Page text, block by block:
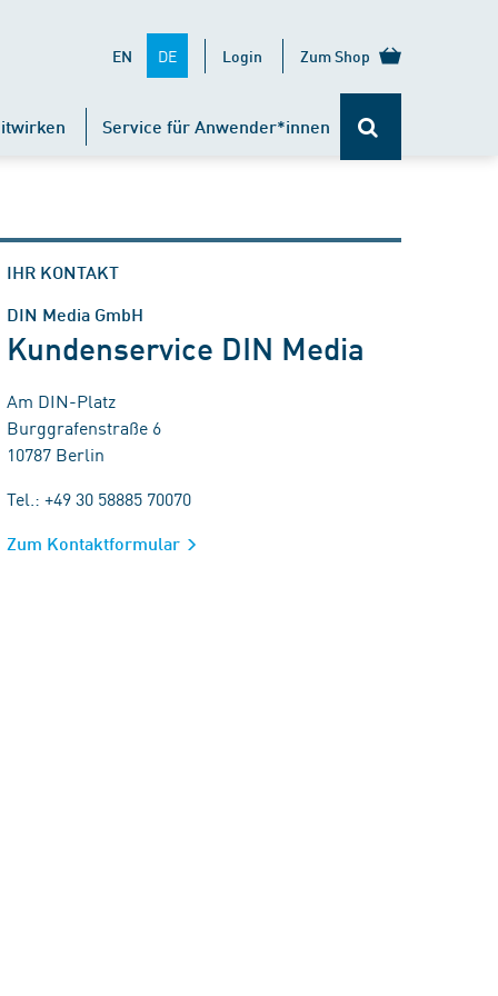
EN DE Login Zum Shop
Service für Anwender*innen
IHR KONTAKT
DIN Media GmbH
Kundenservice DIN Media
Am DIN-Platz
Burggrafenstraße 6
10787 Berlin
Tel.: +49 30 58885 70070
Zum Kontaktformular